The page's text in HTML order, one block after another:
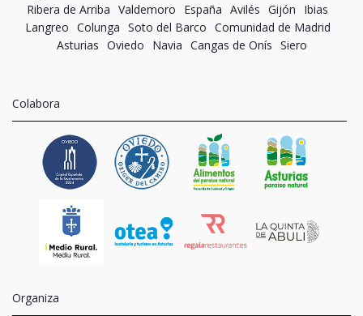
Ribera de Arriba Valdemoro España Avilés Gijón
Ibias
Langreo Colunga Soto del Barco Comunidad de Madrid
Asturias Oviedo Navia Cangas de Onís Siero
Colabora
Organiza